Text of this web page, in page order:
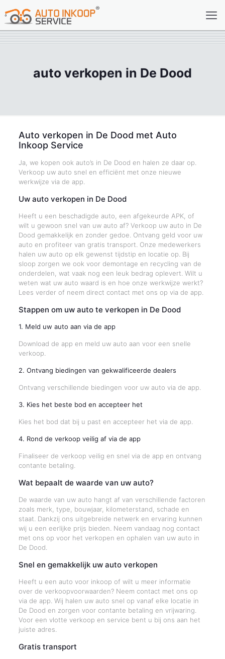
auto verkopen in De Dood
Auto verkopen in De Dood met Auto
Inkoop Service
Ja, we kopen ook auto’s in De Dood en halen ze daar op.
Verkoop uw auto snel en efficiënt met onze nieuwe
werkwijze via de app.
Uw auto verkopen in De Dood
Heeft u een beschadigde auto, een afgekeurde APK, of
wilt u gewoon snel van uw auto af? Verkoop uw auto in De
Dood gemakkelijk en zonder gedoe. Ontvang geld voor uw
auto en profiteer van gratis transport. Onze medewerkers
halen uw auto op elk gewenst tijdstip en locatie op. Bij
sloop zorgen we ook voor demontage en recycling van de
onderdelen, wat vaak nog een leuk bedrag oplevert. Wilt u
weten wat uw auto waard is en hoe onze werkwijze werkt?
Lees verder of neem direct contact met ons op via de app.
Stappen om uw auto te verkopen in De Dood
1. Meld uw auto aan via de app
Download de app en meld uw auto aan voor een snelle
verkoop.
2. Ontvang biedingen van gekwalificeerde dealers
Ontvang verschillende biedingen voor uw auto via de app.
3. Kies het beste bod en accepteer het
Kies het bod dat bij u past en accepteer het via de app.
4. Rond de verkoop veilig af via de app
Finaliseer de verkoop veilig en snel via de app en ontvang
contante betaling.
Wat bepaalt de waarde van uw auto?
De waarde van uw auto hangt af van verschillende factoren
zoals merk, type, bouwjaar, kilometerstand, schade en
staat. Dankzij ons uitgebreide netwerk en ervaring kunnen
wij u een eerlijke prijs bieden. Neem vandaag nog contact
met ons op voor het verkopen en ophalen van uw auto in
De Dood.
Snel en gemakkelijk uw auto verkopen
Heeft u een auto voor inkoop of wilt u meer informatie
over de verkoopvoorwaarden? Neem contact met ons op
via de app. Wij halen uw auto snel op vanaf elke locatie in
De Dood en zorgen voor contante betaling en vrijwaring.
Voor een vlotte verkoop en service bent u bij ons aan het
juiste adres.
Gratis transport